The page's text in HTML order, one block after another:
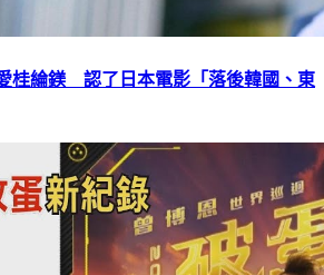
桂綸鎂 認了日本電影「落後韓國、東